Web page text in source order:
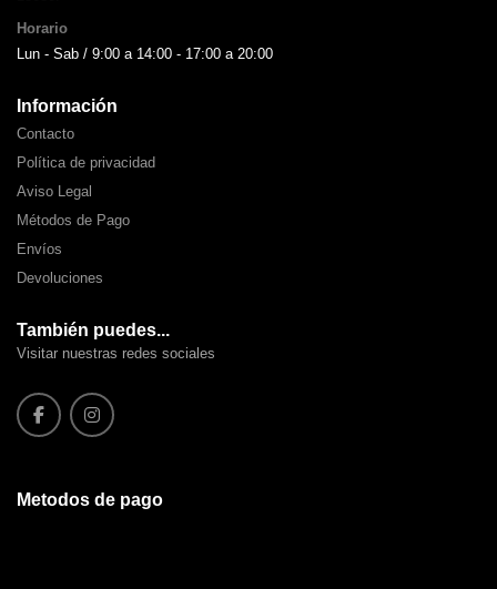
Horario
Lun - Sab / 9:00 a 14:00 - 17:00 a 20:00
Información
Contacto
Política de privacidad
Aviso Legal
Métodos de Pago
Envíos
Devoluciones
También puedes...
Visitar nuestras redes sociales
Metodos de pago